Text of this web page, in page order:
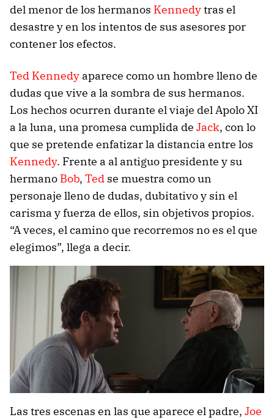
del menor de los hermanos Kennedytras el
desastre y en los intentos de sus asesores por
contener los efectos.
Ted Kennedy aparece como un hombre lleno de
dudas que vive a la sombra de sus hermanos.
Los hechos ocurren durante el viaje del Apolo XI
a la luna, una promesa cumplida de Jack, con lo
que se pretende enfatizar la distancia entre los
Kennedy. Frente a al antiguo presidente y su
hermano Bob, Ted se muestra como un
personaje lleno de dudas, dubitativo y sin el
carisma y fuerza de ellos, sin objetivos propios.
“A veces, el camino que recorremos no es el que
elegimos”, llega a decir.
Las tres escenas en las que aparece el padre, Joe